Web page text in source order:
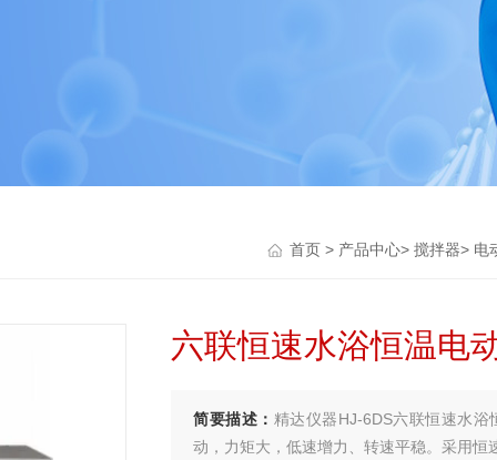
首页 > 产品中心> 搅拌器> 电
六联恒速水浴恒温电
简要描述： 精达仪器HJ-6DS六联恒速水
动，力矩大，低速增力、转速平稳。采用